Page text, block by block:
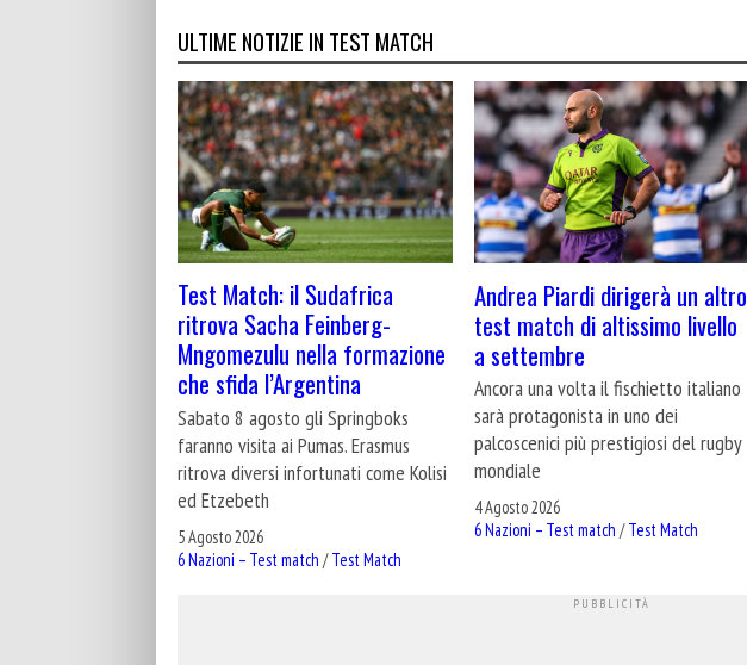
ULTIME NOTIZIE IN TEST MATCH
Test Match: il Sudafrica
ritrova Sacha Feinberg-
Mngomezulu nella formazione
che sfida l’Argentina
Sabato 8 agosto gli Springboks
faranno visita ai Pumas. Erasmus
ritrova diversi infortunati come Kolisi
ed Etzebeth
5 Agosto 2026
6 Nazioni – Test match /Test Match
Andrea Piardi dirigerà un altro
test match di altissimo livello
a settembre
Ancora una volta il fischietto italiano
sarà protagonista in uno dei
palcoscenici più prestigiosi del rugby
mondiale
4 Agosto 2026
6 Nazioni – Test match /Test Match